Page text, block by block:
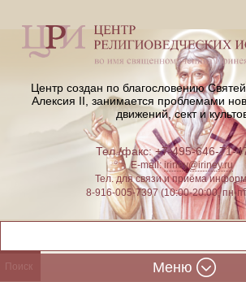
Центр создан по благословению
Алексия II, занимается проблемами
движений, сект и
Тел./факс: +7-495-646-
E-mail:iriney@iriney.ru
Тел. для связи и приёма
8-916-005-7397 (10:00-20:00, пн-
Меню